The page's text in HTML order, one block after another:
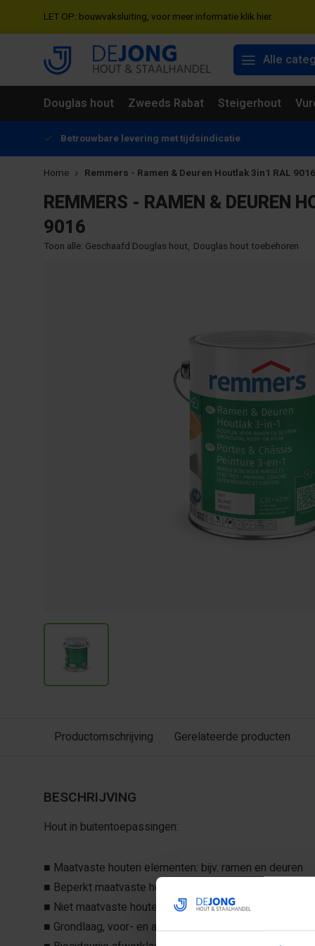
LET OP: bouwvaksluiting, voor meer informatie klik hier.
Alle
Douglas hout Zweeds Rabat Steigerhout
Betrouwbare levering met tijdsindicatie
Home Remmers - Ramen & Deuren Houtlak 3in1 RAL 9016
REMMERS - RAMEN & DEUREN
9016
Toon alle: Geschaafd Douglas hout, Douglas hout toebehoren
Productomschrijving Gerelateerde producten
BESCHRIJVING
Hout in buitentoepassingen:
■ Maatvaste houten elementen: bijv. ramen en deuren
■ Beperkt maatvaste houten bouwelementen: bijv.
■ Niet maatvaste houten elementen: bijv. hekwerk,
■ Grondlaag, voor- en aflak